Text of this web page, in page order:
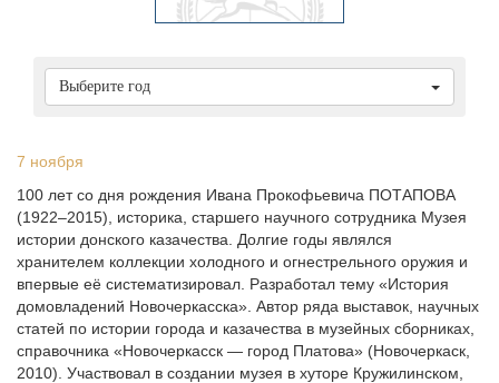
Выберите год
7 ноября
100 лет со дня рождения Ивана Прокофьевича ПОТАПОВА
(1922–2015), историка, старшего научного сотрудника Музея
истории донского казачества. Долгие годы являлся
хранителем коллекции холодного и огнестрельного оружия и
впервые её систематизировал. Разработал тему «История
домовладений Новочеркасска». Автор ряда выставок, научных
статей по истории города и казачества в музейных сборниках,
справочника «Новочеркасск — город Платова» (Новочеркаск,
2010). Участвовал в создании музея в хуторе Кружилинском,